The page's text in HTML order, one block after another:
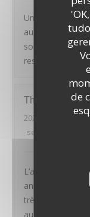
de
Un très joli
aux petits
soirée, et
restaurant
Thierry
2026-07-30
-
service
L’année
anniversaire.
très déçu. Les
au dessous de